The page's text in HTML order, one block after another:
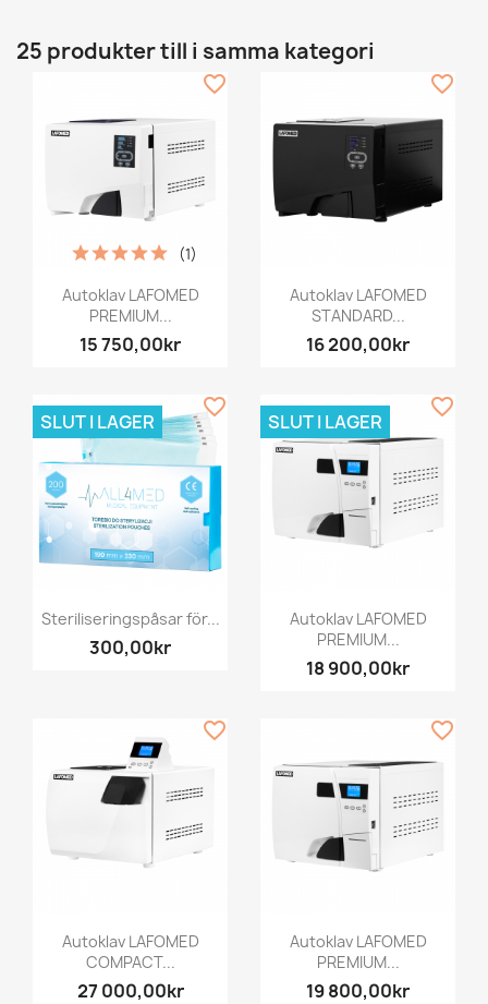
25 produkter till i samma kategori
Autoklav LAFOMED
PREMIUM...
15 750,00kr
(1)
favorite_border
Autoklav LAFOMED
STANDARD...
16 200,00kr
favorite_border
Steriliseringspåsar för...
300,00kr
SLUT I LAGER
favorite_border
Autoklav LAFOMED
PREMIUM...
18 900,00kr
SLUT I LAGER
favorite_border
Autoklav LAFOMED
COMPACT...
27 000,00kr
favorite_border
Autoklav LAFOMED
PREMIUM...
19 800,00kr
favorite_border